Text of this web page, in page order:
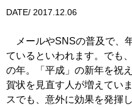
DATE/ 2017.12.06
メールやSNSの普及で、
ているといわれます。でも
の年。「平成」の新年を祝
賀状を見直す人が増えてい
スでも、意外に効果を発揮